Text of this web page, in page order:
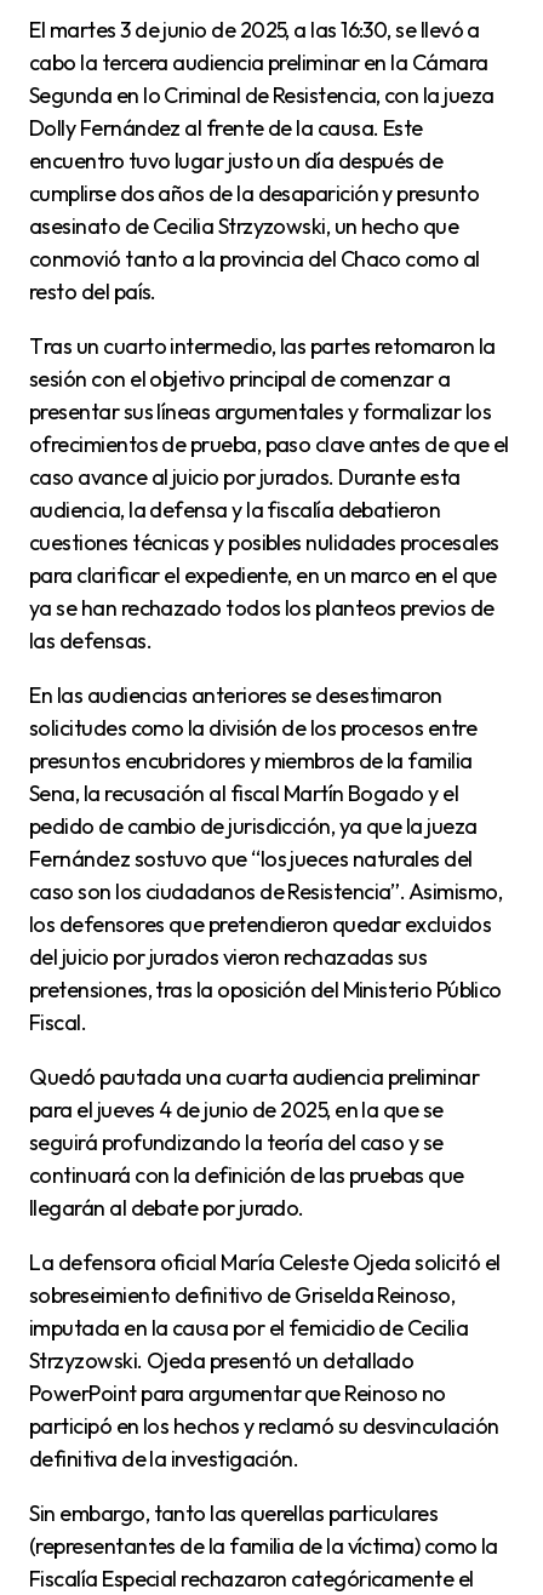
El martes 3 de junio de 2025, a las 16:30, se llevó a
cabo la tercera audiencia preliminar en la Cámara
Segunda en lo Criminal de Resistencia, con la jueza
Dolly Fernández al frente de la causa. Este
encuentro tuvo lugar justo un día después de
cumplirse dos años de la desaparición y presunto
asesinato de Cecilia Strzyzowski, un hecho que
conmovió tanto a la provincia del Chaco como al
resto del país.
Tras un cuarto intermedio, las partes retomaron la
sesión con el objetivo principal de comenzar a
presentar sus líneas argumentales y formalizar los
ofrecimientos de prueba, paso clave antes de que el
caso avance al juicio por jurados. Durante esta
audiencia, la defensa y la fiscalía debatieron
cuestiones técnicas y posibles nulidades procesales
para clarificar el expediente, en un marco en el que
ya se han rechazado todos los planteos previos de
las defensas.
En las audiencias anteriores se desestimaron
solicitudes como la división de los procesos entre
presuntos encubridores y miembros de la familia
Sena, la recusación al fiscal Martín Bogado y el
pedido de cambio de jurisdicción, ya que la jueza
Fernández sostuvo que “los jueces naturales del
caso son los ciudadanos de Resistencia”. Asimismo,
los defensores que pretendieron quedar excluidos
del juicio por jurados vieron rechazadas sus
pretensiones, tras la oposición del Ministerio Público
Fiscal.
Quedó pautada una cuarta audiencia preliminar
para el jueves 4 de junio de 2025, en la que se
seguirá profundizando la teoría del caso y se
continuará con la definición de las pruebas que
llegarán al debate por jurado.
La defensora oficial María Celeste Ojeda solicitó el
sobreseimiento definitivo de Griselda Reinoso,
imputada en la causa por el femicidio de Cecilia
Strzyzowski. Ojeda presentó un detallado
PowerPoint para argumentar que Reinoso no
participó en los hechos y reclamó su desvinculación
definitiva de la investigación.
Sin embargo, tanto las querellas particulares
(representantes de la familia de la víctima) como la
Fiscalía Especial rechazaron categóricamente el